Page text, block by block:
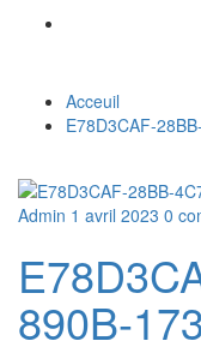
Acceuil
E78D3CAF-
Admin 1 avril 2023 0
890B-